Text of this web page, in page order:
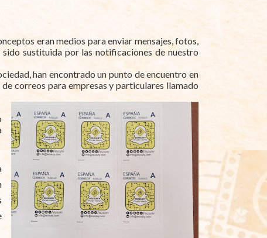
eran medios para enviar mensajes, fotos,
sustituida por las notificaciones de nuestro
han encontrado un punto de encuentro en
correos para empresas y particulares llamado